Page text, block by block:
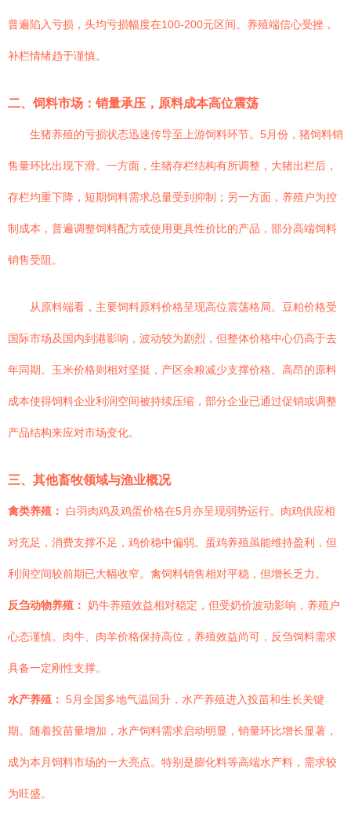
普遍陷入亏损，头均亏损幅度在100-200元区间。养殖端信心受挫，
补栏情绪趋于谨慎。
二、饲料市场：销量承压，原料成本高位震荡
生猪养殖的亏损状态迅速传导至上游饲料环节。5月份，猪饲料销
售量环比出现下滑。一方面，生猪存栏结构有所调整，大猪出栏后，
存栏均重下降，短期饲料需求总量受到抑制；另一方面，养殖户为控
制成本，普遍调整饲料配方或使用更具性价比的产品，部分高端饲料
销售受阻。
从原料端看，主要饲料原料价格呈现高位震荡格局。豆粕价格受
国际市场及国内到港影响，波动较为剧烈，但整体价格中心仍高于去
年同期。玉米价格则相对坚挺，产区余粮减少支撑价格。高昂的原料
成本使得饲料企业利润空间被持续压缩，部分企业已通过促销或调整
产品结构来应对市场变化。
三、其他畜牧领域与渔业概况
禽类养殖： 白羽肉鸡及鸡蛋价格在5月亦呈现弱势运行。肉鸡供应相
对充足，消费支撑不足，鸡价稳中偏弱。蛋鸡养殖虽能维持盈利，但
利润空间较前期已大幅收窄。禽饲料销售相对平稳，但增长乏力。
反刍动物养殖： 奶牛养殖效益相对稳定，但受奶价波动影响，养殖户
心态谨慎。肉牛、肉羊价格保持高位，养殖效益尚可，反刍饲料需求
具备一定刚性支撑。
水产养殖： 5月全国多地气温回升，水产养殖进入投苗和生长关键
期。随着投苗量增加，水产饲料需求启动明显，销量环比增长显著，
成为本月饲料市场的一大亮点。特别是膨化料等高端水产料，需求较
为旺盛。